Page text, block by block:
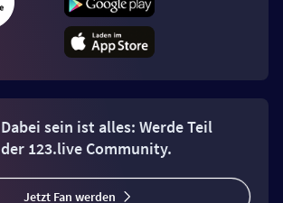
Dabei sein ist alles: Werde Teil
der 123.live Community.
Jetzt Fan werden